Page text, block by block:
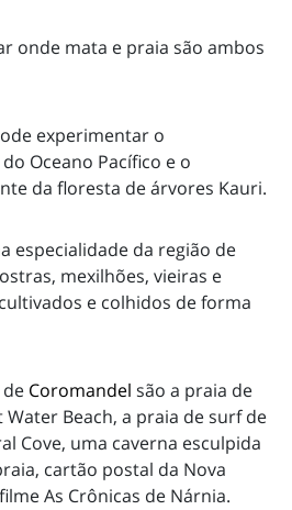
onde mata e praia são ambos
experimentar o
Oceano Pacífico e o
da floresta de árvores Kauri.
especialidade da região de
mexilhões, vieiras e
e colhidos de forma
Coromandel são a praia de
Beach, a praia de surf de
Cove, uma caverna esculpida
cartão postal da Nova
As Crônicas de Nárnia.